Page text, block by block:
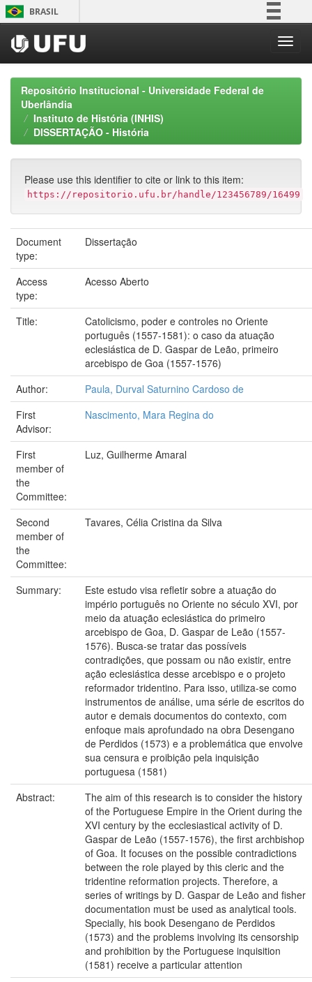
Skip
navigation
BRASIL
Participe
Acesso à informação
Repositório Institucional - Universidade Federal de
Uberlândia
Instituto de História (INHIS)
DISSERTAÇÃO - História
Please use this identifier to cite or link to this item:
https://repositorio.ufu.br/handle/123456789/16499
Document
type:
Dissertação
Access
type:
Acesso Aberto
Title:
Catolicismo, poder e controles no Oriente
português (1557-1581): o caso da atuação
eclesiástica de D. Gaspar de Leão, primeiro
arcebispo de Goa (1557-1576)
Author:
Paula, Durval Saturnino Cardoso de
First
Advisor:
Nascimento, Mara Regina do
First
member of
the
Committee:
Luz, Guilherme Amaral
Second
member of
the
Committee:
Tavares, Célia Cristina da Silva
Summary:
Este estudo visa refletir sobre a atuação do
império português no Oriente no século XVI, por
meio da atuação eclesiástica do primeiro
arcebispo de Goa, D. Gaspar de Leão (1557-
1576). Busca-se tratar das possíveis
contradições, que possam ou não existir, entre
ação eclesiástica desse arcebispo e o projeto
reformador tridentino. Para isso, utiliza-se como
instrumentos de análise, uma série de escritos do
autor e demais documentos do contexto, com
enfoque mais aprofundado na obra Desengano
de Perdidos (1573) e a problemática que envolve
sua censura e proibição pela inquisição
portuguesa (1581)
Abstract:
The aim of this research is to consider the history
of the Portuguese Empire in the Orient during the
XVI century by the ecclesiastical activity of D.
Gaspar de Leão (1557-1576), the first archbishop
of Goa. It focuses on the possible contradictions
between the role played by this cleric and the
tridentine reformation projects. Therefore, a
series of writings by D. Gaspar de Leão and fisher
documentation must be used as analytical tools.
Specially, his book Desengano de Perdidos
(1573) and the problems involving its censorship
and prohibition by the Portuguese inquisition
(1581) receive a particular attention